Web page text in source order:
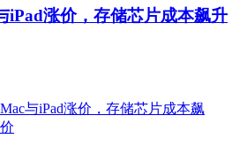
iPad涨价，存储芯片成本飙升